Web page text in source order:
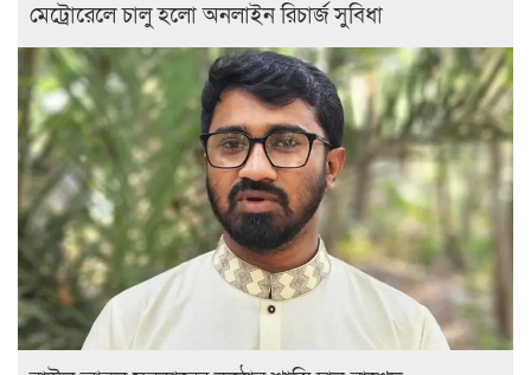
মেট্রোরেলে চালু হলো অনলাইন রিচার্জ সুবিধা